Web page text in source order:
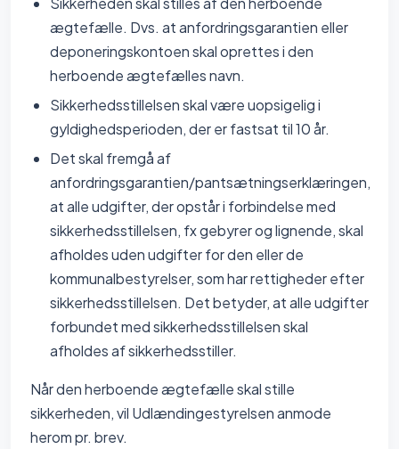
ægtefælle. Dvs. at anfordringsgarantien eller
deponeringskontoen skal oprettes i den
herboende ægtefælles navn.
Sikkerhedsstillelsen skal være uopsigelig i
gyldighedsperioden, der er fastsat til 10 år.
Det skal fremgå af
anfordringsgarantien/pantsætningserklæringen,
at alle udgifter, der opstår i forbindelse med
sikkerhedsstillelsen, fx gebyrer og lignende, skal
afholdes uden udgifter for den eller de
kommunalbestyrelser, som har rettigheder efter
sikkerhedsstillelsen. Det betyder, at alle udgifter
forbundet med sikkerhedsstillelsen skal
afholdes af sikkerhedsstiller.
Når den herboende ægtefælle skal stille
sikkerheden, vil Udlændingestyrelsen anmode
herom pr. brev.